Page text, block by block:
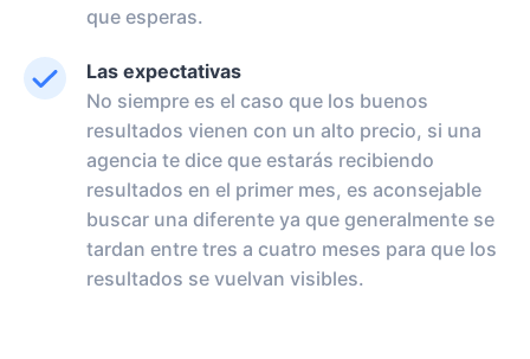
que esperas.
Las expectativas
No siempre es el caso que los buenos
resultados vienen con un alto precio, si una
agencia te dice que estarás recibiendo
resultados en el primer mes, es aconsejable
buscar una diferente ya que generalmente se
tardan entre tres a cuatro meses para que los
resultados se vuelvan visibles.